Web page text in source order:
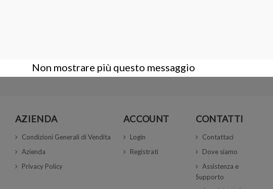
AZIENDA
Condizioni Generali di Vendita
Azienda
Privacy Policy
ACCOUNT
Login
Registrati
CONTATTI
Contattaci
Dove siamo
Assistenza e
Supporto
Non mostrare più questo messaggio